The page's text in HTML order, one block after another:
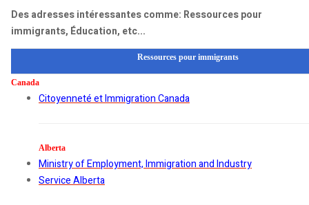
Des adresses intéressantes comme: Ressources pour
immigrants, Éducation, etc...
Ressources pour immigrants
Canada
Citoyenneté et Immigration Canada
Alberta
Ministry of Employment, Immigration and Industry
Service Alberta